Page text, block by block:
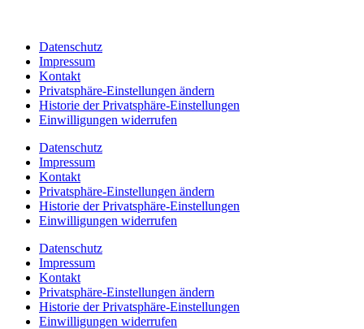
Datenschutz
Impressum
Kontakt
Privatsphäre-Einstellungen ändern
Historie der Privatsphäre-Einstellungen
Einwilligungen widerrufen
Datenschutz
Impressum
Kontakt
Privatsphäre-Einstellungen ändern
Historie der Privatsphäre-Einstellungen
Einwilligungen widerrufen
Datenschutz
Impressum
Kontakt
Privatsphäre-Einstellungen ändern
Historie der Privatsphäre-Einstellungen
Einwilligungen widerrufen